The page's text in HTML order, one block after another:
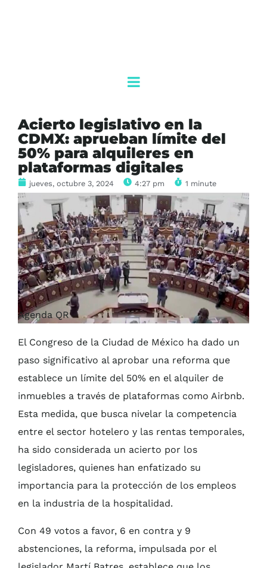
Acierto legislativo en la
CDMX: aprueban límite del
50% para alquileres en
plataformas digitales
jueves, octubre 3, 2024 4:27 pm 1 minute
Agenda QR
El Congreso de la Ciudad de México ha dado un
paso significativo al aprobar una reforma que
establece un límite del 50% en el alquiler de
inmuebles a través de plataformas como Airbnb.
Esta medida, que busca nivelar la competencia
entre el sector hotelero y las rentas temporales,
ha sido considerada un acierto por los
legisladores, quienes han enfatizado su
importancia para la protección de los empleos
en la industria de la hospitalidad.
Con 49 votos a favor, 6 en contra y 9
abstenciones, la reforma, impulsada por el